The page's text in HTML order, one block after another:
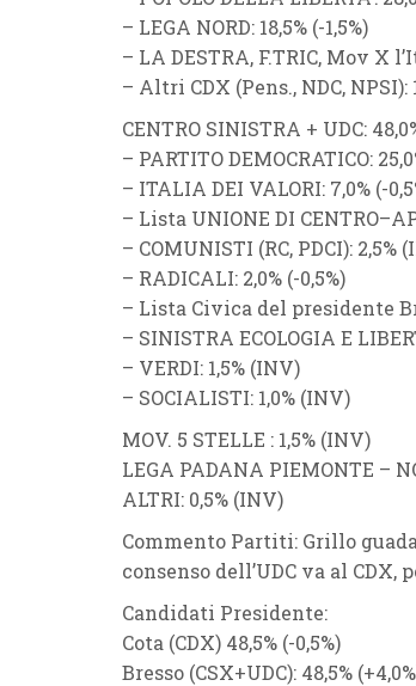
– LEGA NORD: 18,5% (-1,5%)
– LA DESTRA, F.TRIC, Mov X
– Altri CDX (Pens., NDC, NPSI):
CENTRO SINISTRA + UDC:
– PARTITO DEMOCRATICO:
– ITALIA DEI VALORI: 7,0% (-
– Lista UNIONE DI CENTRO–
– COMUNISTI (RC, PDCI): 2,5% (
– RADICALI: 2,0% (-0,5%)
– Lista Civica del presidente
– SINISTRA ECOLOGIA E
– VERDI: 1,5% (INV)
– SOCIALISTI: 1,0% (INV)
MOV. 5 STELLE : 1,5% (INV)
LEGA PADANA PIEMONTE –
ALTRI: 0,5% (INV)
Commento Partiti: Grillo
consenso dell’UDC va al CDX,
Candidati Presidente:
Cota (CDX) 48,5% (-0,5%)
Bresso (CSX+UDC): 48,5% (+4,0%